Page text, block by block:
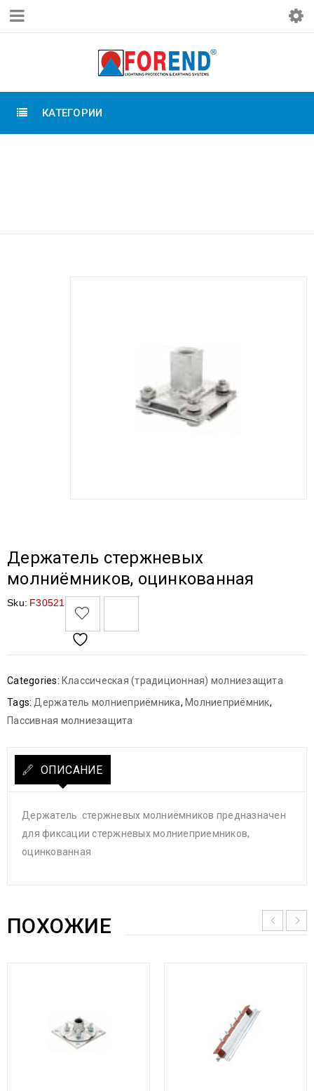
КАТЕГОРИИ
Держатель стержневых
молниёмников, оцинкованная
Sku: F30521
Categories: Классическая (традиционная) молниезащита
Tags: Держатель молниеприёмника, Молниеприёмник,
Пассивная молниезащита
ОПИСАНИЕ
Держатель стержневых молниёмников предназначен
для фиксации стержневых молниеприемников,
оцинкованная
ПОХОЖИЕ